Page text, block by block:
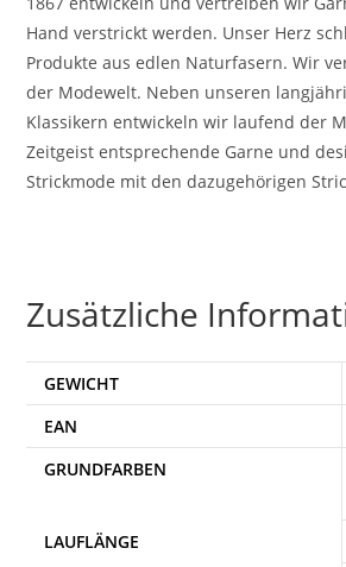
Hand verstrickt werden. Unser Herz
Produkte aus edlen Naturfasern. Wir
der Modewelt. Neben unseren
Klassikern entwickeln wir laufend der
Zeitgeist entsprechende Garne und
Strickmode mit den dazugehörigen
Zusätzliche
GEWICHT
EAN